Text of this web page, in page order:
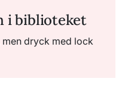
i biblioteket
dryck med lock